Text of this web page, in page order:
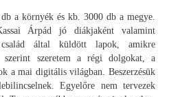
a környék és kb. 3000 db a megye.
Árpád jó diákjaként valamint
által küldött lapok, amikre
szerint szeretem a régi dolgokat, a
a mai digitális világban. Beszerzésük
Egyelőre nem tervezek